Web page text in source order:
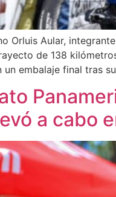
Orluis Aular,
de 138
embalaje final tras
a cabo